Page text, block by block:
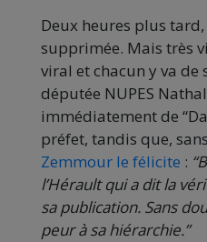
Deux heures plus
supprimée. Mais très
viral et chacun y va de
députée NUPES
immédiatement de
préfet, tandis que,
Zemmour le félicite :
l’Hérault qui a dit la
sa publication. Sans
peur à sa hiérarchie.”